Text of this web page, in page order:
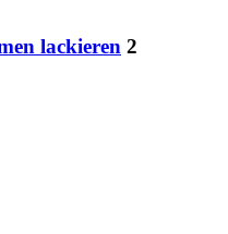
lackieren 2